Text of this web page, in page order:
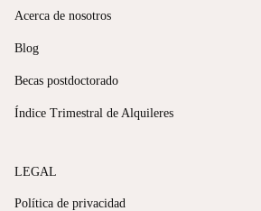
Acerca de nosotros
Blog
Becas postdoctorado
Índice Trimestral de Alquileres
LEGAL
Política de privacidad